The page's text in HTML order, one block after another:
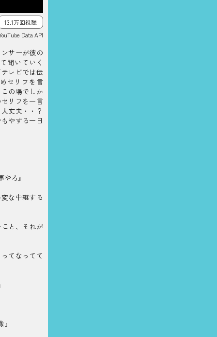
13.1万回視聴
Data API
サーが彼の
聞いていく
レビでは伝
セリフを言
の場でしか
リフを一言
丈夫・・？
やする一日
ろ』
な中継する
こと、それが
てなってて